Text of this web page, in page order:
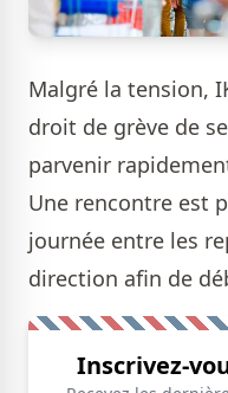
Malgré la tension,
droit de grève de
parvenir
Une rencontre est
journée entre les
direction afin de
Inscrivez-